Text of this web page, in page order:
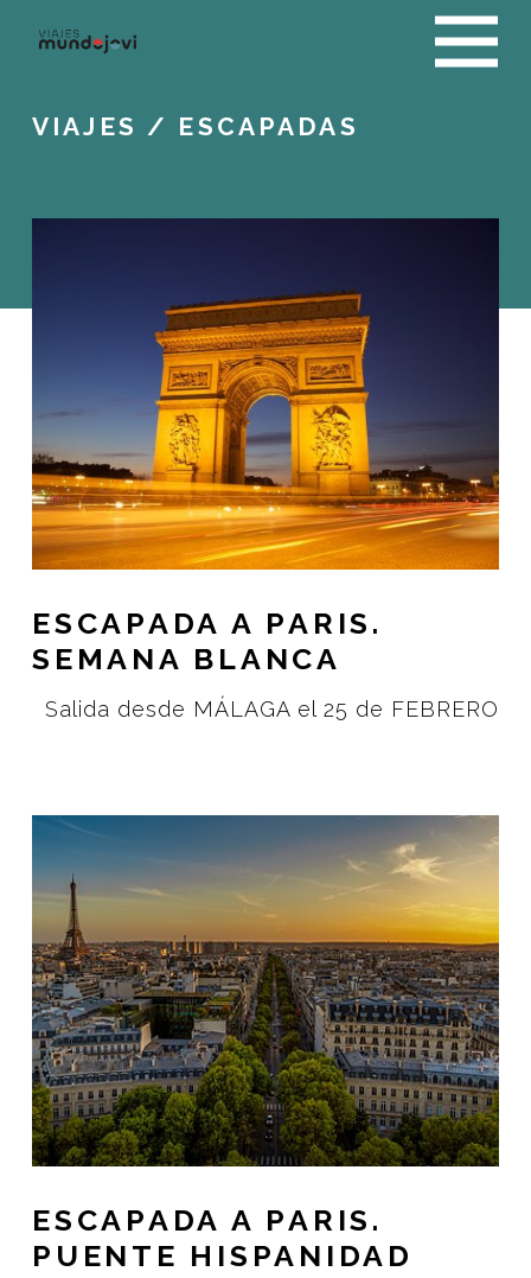
VIAJES / ESCAPADAS
ESCAPADA A PARIS.
SEMANA BLANCA
Salida desde MÁLAGA el 25 de FEBRERO
ESCAPADA A PARIS.
PUENTE HISPANIDAD